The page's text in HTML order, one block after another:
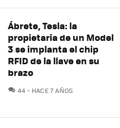
Ábrete, Tesla: la
propietaria de un Model
3 se implanta el chip
RFID de la llave en su
brazo
44 COMENTARIOS
HACE 7 AÑOS